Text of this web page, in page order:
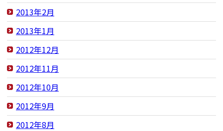
2013年2月
2013年1月
2012年12月
2012年11月
2012年10月
2012年9月
2012年8月